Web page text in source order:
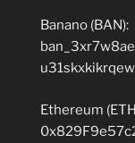
Banano (BAN):
Ethereum